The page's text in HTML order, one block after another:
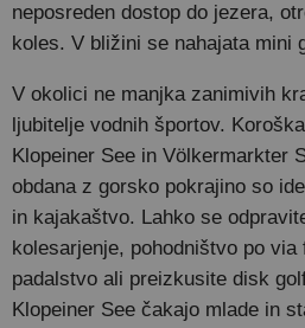
neposreden dostop do jezera,
koles. V bližini se nahajata mini
V okolici ne manjka zanimivih
ljubitelje vodnih športov.
Klopeiner See in Völkermarkter
obdana z gorsko pokrajino so
in kajakaštvo. Lahko se
kolesarjenje, pohodništvo po via
padalstvo ali preizkusite disk
Klopeiner See čakajo mlade in